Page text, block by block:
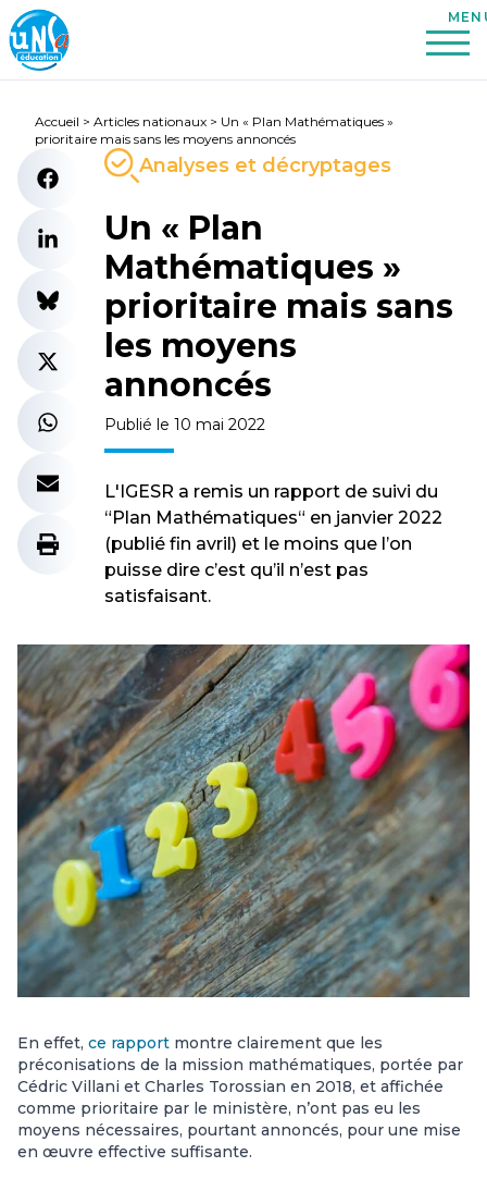
Accueil > Articles nationaux > Un « Plan Mathématiques »
prioritaire mais sans les moyens annoncés
Analyses et décryptages
Un « Plan
Mathématiques »
prioritaire mais sans
les moyens
annoncés
Publié le 10 mai 2022
L'IGESR a remis un rapport de suivi du
“Plan Mathématiques“ en janvier 2022
(publié fin avril) et le moins que l’on
puisse dire c’est qu’il n’est pas
satisfaisant.
En effet, ce rapport montre clairement que les
préconisations de la mission mathématiques, portée par
Cédric Villani et Charles Torossian en 2018, et affichée
comme prioritaire par le ministère, n’ont pas eu les
moyens nécessaires, pourtant annoncés, pour une mise
en œuvre effective suffisante.